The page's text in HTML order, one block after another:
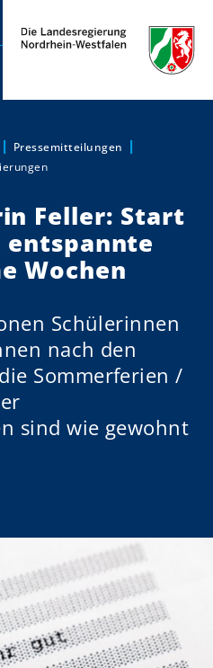
Pressemitteilungen
Feller: Start
Wochen
Schülerinnen
nach den
Sommerferien /
sind wie gewohnt